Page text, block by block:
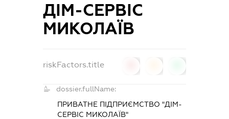
ДІМ-СЕРВІС
МИКОЛАЇВ
riskFactors.title
dossier.fullName:
ПРИВАТНЕ ПІДПРИЄМСТВО "ДІМ-
СЕРВІС МИКОЛАЇВ"